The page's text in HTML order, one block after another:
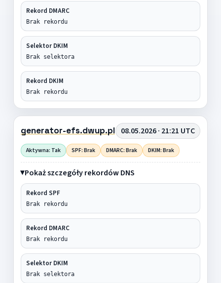
Rekord DMARC
Brak rekordu
Selektor DKIM
Brak selektora
Rekord DKIM
Brak rekordu
generator-efs.dwup.pl 08.05.2026 · 21:21 UTC
Aktywna: Tak SPF: Brak DMARC: Brak DKIM: Brak
Pokaż szczegóły rekordów DNS
Rekord SPF
Brak rekordu
Rekord DMARC
Brak rekordu
Selektor DKIM
Brak selektora